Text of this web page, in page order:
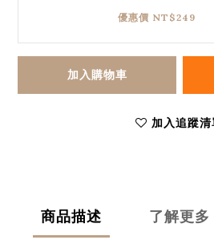
優惠價 NT$249
加入購物車
加入追蹤清
商品描述 了解更多